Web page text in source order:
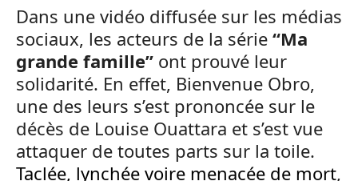
Dans une vidéo diffusée sur les médias
sociaux, les acteurs de la série “Ma
grande famille” ont prouvé leur
solidarité. En effet, Bienvenue Obro,
une des leurs s’est prononcée sur le
décès de Louise Ouattara et s’est vue
attaquer de toutes parts sur la toile.
Taclée, lynchée voire menacée de mort,